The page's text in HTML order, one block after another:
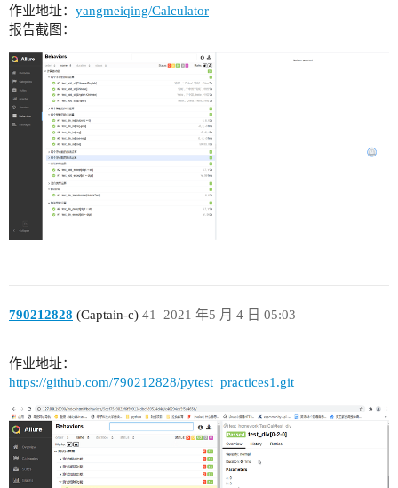
作业地址： yangmeiqing/Calculator
报告截图：
790212828 (Captain-c) 2021 年5 月 4 日 05:03
41
作业地址：
https://github.com/790212828/pytest_practices1.git